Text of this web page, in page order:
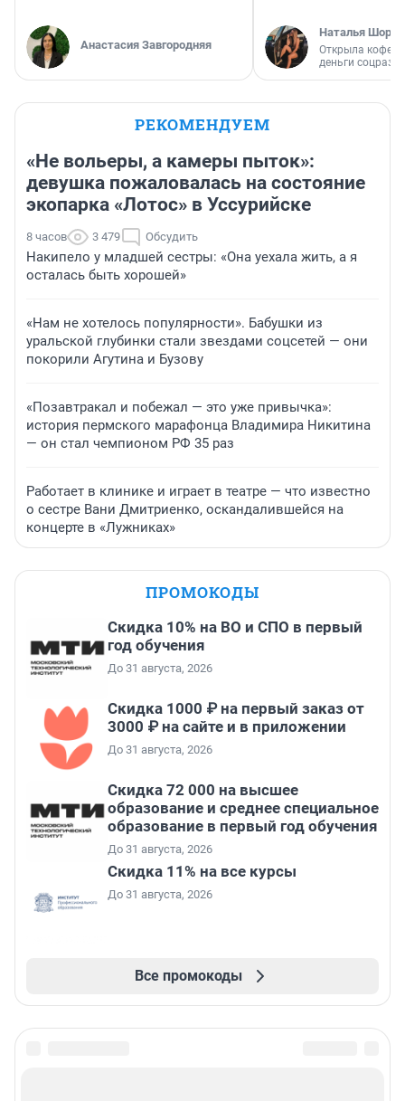
Анастасия Завгородняя
Наталья
Открыла
деньги
РЕКОМЕНДУЕМ
«Не вольеры, а камеры пыток»:
девушка пожаловалась на состояние
экопарка «Лотос» в Уссурийске
8 часов 3 479 Обсудить
Накипело у младшей сестры: «Она уехала жить, а я
осталась быть хорошей»
«Нам не хотелось популярности». Бабушки из
уральской глубинки стали звездами соцсетей — они
покорили Агутина и Бузову
«Позавтракал и побежал — это уже привычка»:
история пермского марафонца Владимира Никитина
— он стал чемпионом РФ 35 раз
Работает в клинике и играет в театре — что известно
о сестре Вани Дмитриенко, оскандалившейся на
концерте в «Лужниках»
ПРОМОКОДЫ
Скидка 10% на ВО и СПО в первый
год обучения
До 31 августа, 2026
Скидка 1000 ₽ на первый заказ от
3000 ₽ на сайте и в приложении
До 31 августа, 2026
Скидка 72 000 на высшее
образование и среднее специальное
образование в первый год обучения
До 31 августа, 2026
Скидка 11% на все курсы
До 31 августа, 2026
Все промокоды